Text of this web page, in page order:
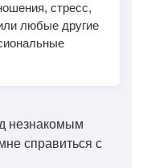
стресс,
любые другие
незнакомым
справиться с